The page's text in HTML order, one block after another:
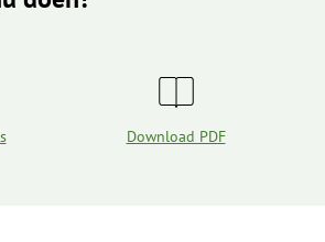
Download PDF